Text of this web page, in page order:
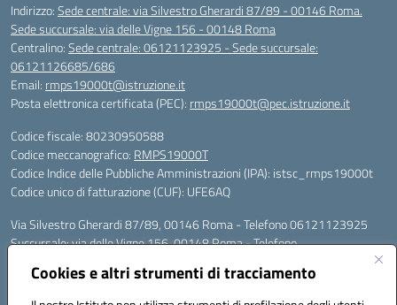
Cookies e altri strumenti di tracciamento
Indirizzo:Sede centrale: via Silvestro Gherardi 87/89 - 00146 Roma.
Sede succursale: via delle Vigne 156 - 00148 Roma
Centralino:Sede centrale: 06121123925 - Sede succursale:
06121126685/686
Email: rmps19000t@istruzione.it
Posta elettronica certificata (PEC): rmps19000t@pec.istruzione.it
Codice fiscale: 80230950588
Codice meccanografico: RMPS19000T
Codice Indice delle Pubbliche Amministrazioni (IPA): istsc_rmps19000t
Codice unico di fatturazione (CUF): UFE6AQ
Via Silvestro Gherardi 87/89, 00146 Roma - Telefono 06121123925
Succursale: via delle Vigne 156, 00148 Roma - Telefono
Mail: rmps19000t@istruzione.it - PEC: rmps19000t@pec.istruzione.it
Per contatti con il Dirigente Scolastico, utilizzare esclusivamente